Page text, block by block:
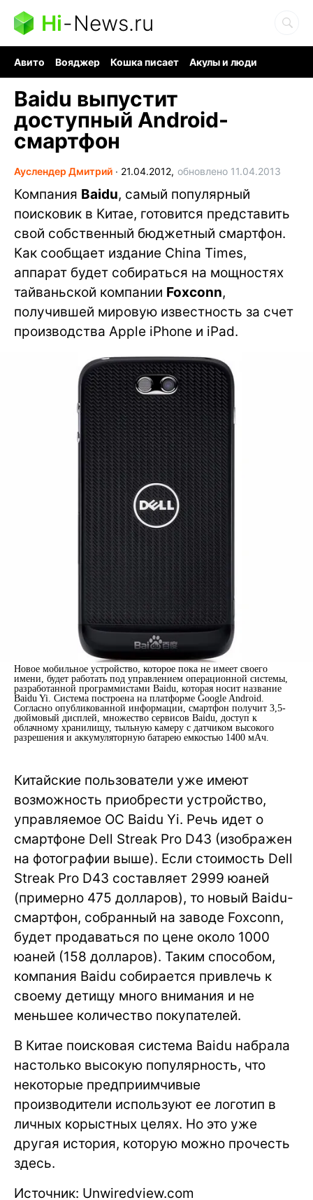
Hi-News.ru
Авито Вояджер Кошка писает
Акулы и люди
Baidu выпустит
доступный Android-
смартфон
Ауслендер Дмитрий ∙ 21.04.2012, обновлено 11.04.2013
Компания Baidu, самый популярный
поисковик в Китае, готовится представить
свой собственный бюджетный смартфон.
Как сообщает издание China Times,
аппарат будет собираться на мощностях
тайваньской компании Foxconn,
получившей мировую известность за счет
производства Apple iPhone и iPad.
Новое мобильное устройство, которое пока не имеет своего
имени, будет работать под управлением операционной системы,
разработанной программистами Baidu, которая носит название
Baidu Yi. Система построена на платформе Google Android.
Согласно опубликованной информации, смартфон получит 3,5-
дюймовый дисплей, множество сервисов Baidu, доступ к
облачному хранилищу, тыльную камеру с датчиком высокого
разрешения и аккумуляторную батарею емкостью 1400 мАч.
Китайские пользователи уже имеют
возможность приобрести устройство,
управляемое ОС Baidu Yi. Речь идет о
смартфоне Dell Streak Pro D43 (изображен
на фотографии выше). Если стоимость Dell
Streak Pro D43 составляет 2999 юаней
(примерно 475 долларов), то новый Baidu-
смартфон, собранный на заводе Foxconn,
будет продаваться по цене около 1000
юаней (158 долларов). Таким способом,
компания Baidu собирается привлечь к
своему детищу много внимания и не
меньшее количество покупателей.
В Китае поисковая система Baidu набрала
настолько высокую популярность, что
некоторые предприимчивые
производители используют ее логотип в
личных корыстных целях. Но это уже
другая история, которую можно прочесть
здесь.
Источник: Unwiredview.com